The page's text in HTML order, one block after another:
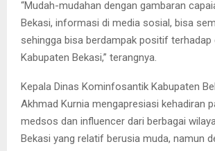
“Mudah-mudahan dengan gambaran
Bekasi, informasi di media sosial, bisa
sehingga bisa berdampak positif terhadap
Kabupaten Bekasi,” terangnya.
Kepala Dinas Kominfosantik Kabupaten
Akhmad Kurnia mengapresiasi kehadiran
medsos dan influencer dari berbagai
Bekasi yang relatif berusia muda, namun